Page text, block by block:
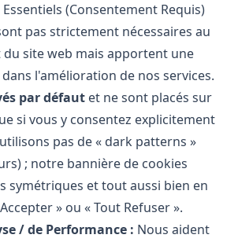
(Consentement Requis)
pas strictement nécessaires au
site web mais apportent une
l'amélioration de nos services.
par défaut et ne sont placés sur
si vous y consentez explicitement
pas de « dark patterns »
; notre bannière de cookies
symétriques et tout aussi bien en
» ou « Tout Refuser ».
/ de Performance : Nous aident